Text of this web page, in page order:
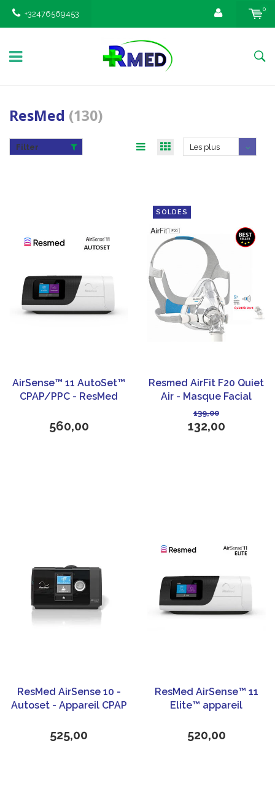
+32476569453
0
ResMed (130)
Filter
Les plus
AirSense™ 11 AutoSet™
CPAP/PPC - ResMed
560,00
SOLDES
Resmed AirFit F20 Quiet
Air - Masque Facial
CPAP/PPC
139,00
132,00
ResMed AirSense 10 -
Autoset - Appareil CPAP
525,00
ResMed AirSense™ 11
Elite™ appareil
520,00